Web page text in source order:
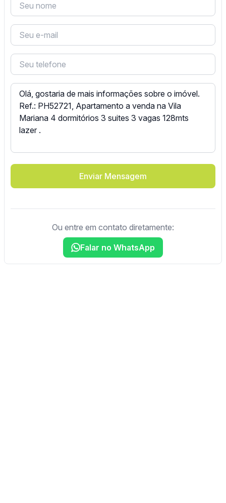
Enviar Mensagem
Ou entre em contato diretamente:
Falar no WhatsApp